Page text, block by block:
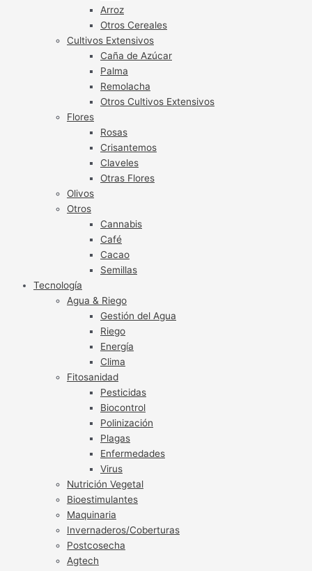
Arroz
Otros Cereales
Cultivos Extensivos
Caña de Azúcar
Palma
Remolacha
Otros Cultivos Extensivos
Flores
Rosas
Crisantemos
Claveles
Otras Flores
Olivos
Otros
Cannabis
Café
Cacao
Semillas
Tecnología
Agua & Riego
Gestión del Agua
Riego
Energía
Clima
Fitosanidad
Pesticidas
Biocontrol
Polinización
Plagas
Enfermedades
Virus
Nutrición Vegetal
Bioestimulantes
Maquinaria
Invernaderos/Coberturas
Postcosecha
Agtech